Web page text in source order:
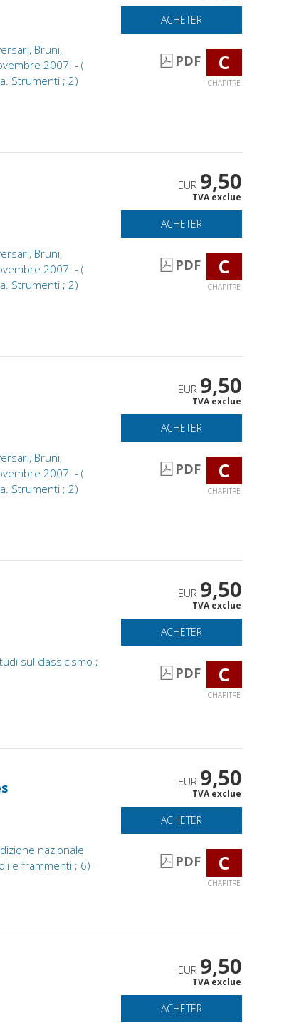
Bruni,
2007. - (
Strumenti ; 2)
ACHETER
PDF C
CHAPITRE
Bruni,
2007. - (
Strumenti ; 2)
EUR 9,50
TVA exclue
ACHETER
PDF C
CHAPITRE
Bruni,
2007. - (
Strumenti ; 2)
EUR 9,50
TVA exclue
ACHETER
PDF C
CHAPITRE
sul classicismo ;
EUR 9,50
TVA exclue
ACHETER
PDF C
CHAPITRE
nazionale
e frammenti ; 6)
EUR 9,50
TVA exclue
ACHETER
PDF C
CHAPITRE
EUR 9,50
TVA exclue
ACHETER